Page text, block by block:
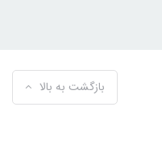
بازگشت به بالا